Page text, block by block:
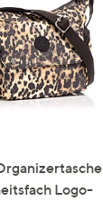
Logo-